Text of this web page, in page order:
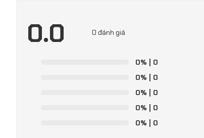
0.0 0 đánh giá
0% | 0
0% | 0
0% | 0
0% | 0
0% | 0